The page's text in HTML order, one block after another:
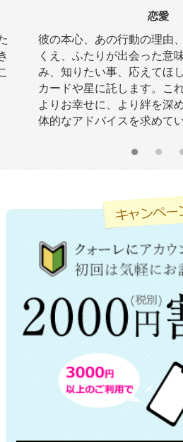
恋愛
彼の本心、あの行動の理由
くえ、ふたりが出会った意
み、知りたい事、応えてほ
カードや星に託します。こ
よりお幸せに、より絆を深
体的なアドバイスを求めてい